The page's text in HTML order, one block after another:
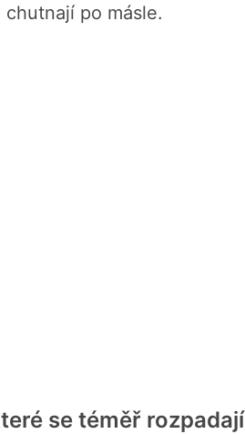
chutnají po másle.
se téměř rozpadají